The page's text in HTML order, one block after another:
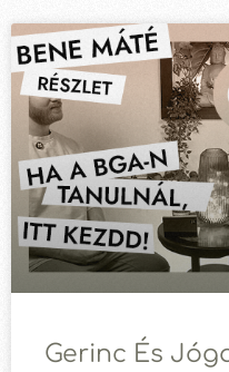
Gerinc És